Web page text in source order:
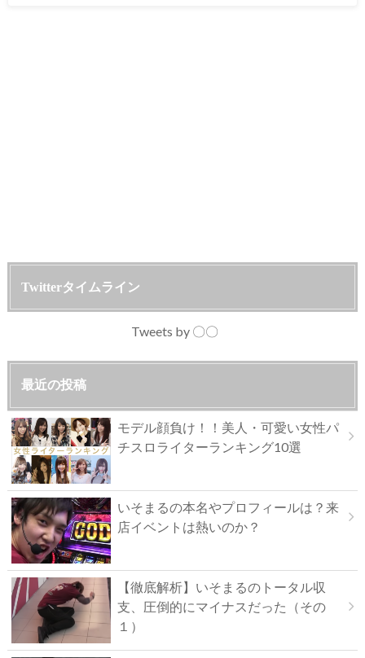
Twitterタイムライン
Tweets by 〇〇
最近の投稿
モデル顔負け！！美人・可愛い女性パ
チスロライターランキング10選
いそまるの本名やプロフィールは？来
店イベントは熱いのか？
【徹底解析】いそまるのトータル収
支、圧倒的にマイナスだった（その
１）